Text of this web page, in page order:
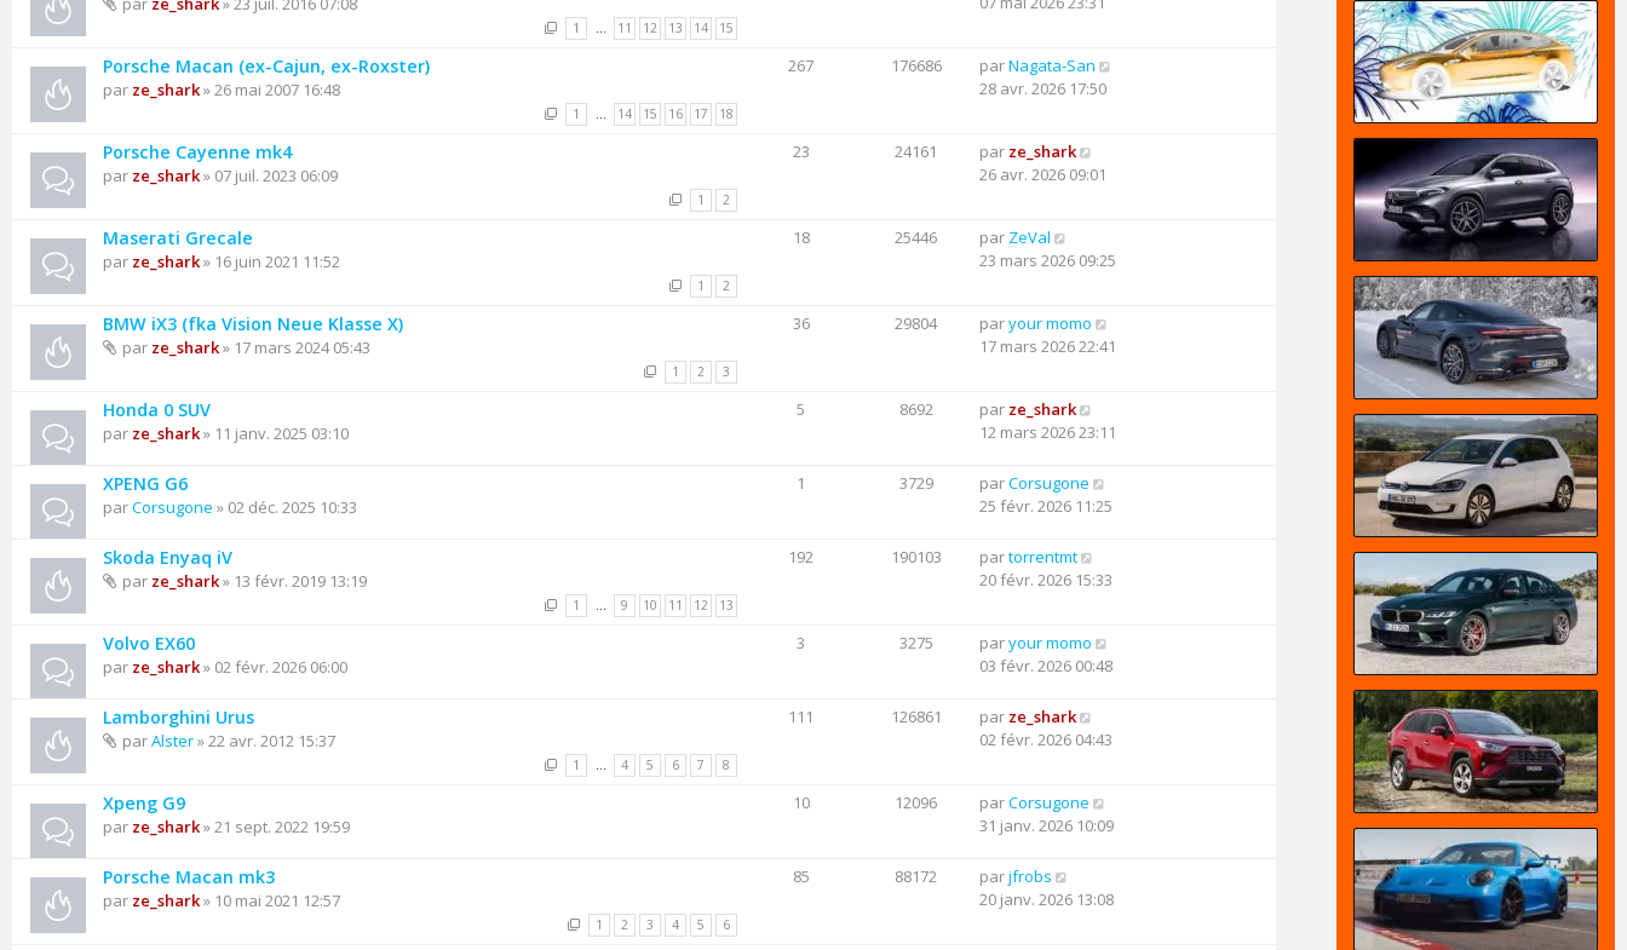
1 … 11 12 13 14 15
Porsche Macan (ex-Cajun, ex-Roxster)
par ze_shark» 26 mai 2007 16:48
1 … 14 15 16 17 18
267 176686 parNagata-San
28 avr. 2026 17:50
Porsche Cayenne mk4
par ze_shark» 07 juil. 2023 06:09
1 2
23 24161 par ze_shark
26 avr. 2026 09:01
Maserati Grecale
par ze_shark» 16 juin 2021 11:52
1 2
18 25446 par ZeVal
23 mars 2026 09:25
BMW iX3 (fka Vision Neue Klasse X)
par ze_shark» 17 mars 2024 05:43
1 2 3
36 29804 paryour momo
17 mars 2026 22:41
Honda 0 SUV
par ze_shark» 11 janv. 2025 03:10
5 8692 par ze_shark
12 mars 2026 23:11
XPENG G6
parCorsugone » 02 déc. 2025 10:33
1 3729 parCorsugone
25 févr. 2026 11:25
Skoda Enyaq iV
par ze_shark» 13 févr. 2019 13:19
1 … 9 10 11 12 13
192 190103 partorrentmt
20 févr. 2026 15:33
Volvo EX60
par ze_shark» 02 févr. 2026 06:00
3 3275 paryour momo
03 févr. 2026 00:48
Lamborghini Urus
parAlster» 22 avr. 2012 15:37
1 … 4 5 6 7 8
111 126861 par ze_shark
02 févr. 2026 04:43
Xpeng G9
par ze_shark» 21 sept. 2022 19:59
10 12096 parCorsugone
31 janv. 2026 10:09
Porsche Macan mk3
par ze_shark» 10 mai 2021 12:57
1 2 3 4 5 6
85 88172 parjfrobs
20 janv. 2026 13:08